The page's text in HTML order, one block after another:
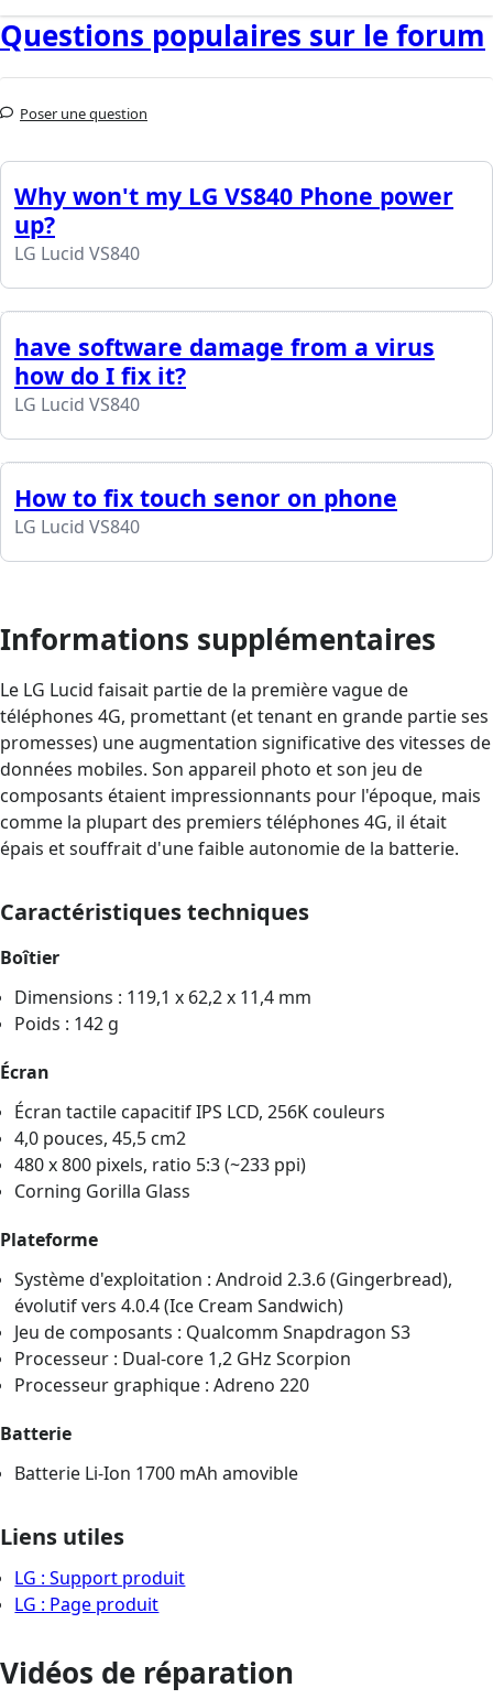
Questions populaires sur le forum
Poser une question
Why won't my LG VS840 Phone power
up?
LG Lucid VS840
have software damage from a virus
how do I fix it?
LG Lucid VS840
How to fix touch senor on phone
LG Lucid VS840
Informations supplémentaires
Le LG Lucid faisait partie de la première vague de
téléphones 4G, promettant (et tenant en grande partie ses
promesses) une augmentation significative des vitesses de
données mobiles. Son appareil photo et son jeu de
composants étaient impressionnants pour l'époque, mais
comme la plupart des premiers téléphones 4G, il était
épais et souffrait d'une faible autonomie de la batterie.
Caractéristiques techniques
Boîtier
Dimensions : 119,1 x 62,2 x 11,4 mm
Poids : 142 g
Écran
Écran tactile capacitif IPS LCD, 256K couleurs
4,0 pouces, 45,5 cm2
480 x 800 pixels, ratio 5:3 (~233 ppi)
Corning Gorilla Glass
Plateforme
Système d'exploitation : Android 2.3.6 (Gingerbread),
évolutif vers 4.0.4 (Ice Cream Sandwich)
Jeu de composants : Qualcomm Snapdragon S3
Processeur : Dual-core 1,2 GHz Scorpion
Processeur graphique : Adreno 220
Batterie
Batterie Li-Ion 1700 mAh amovible
Liens utiles
LG : Support produit
LG : Page produit
Vidéos de réparation